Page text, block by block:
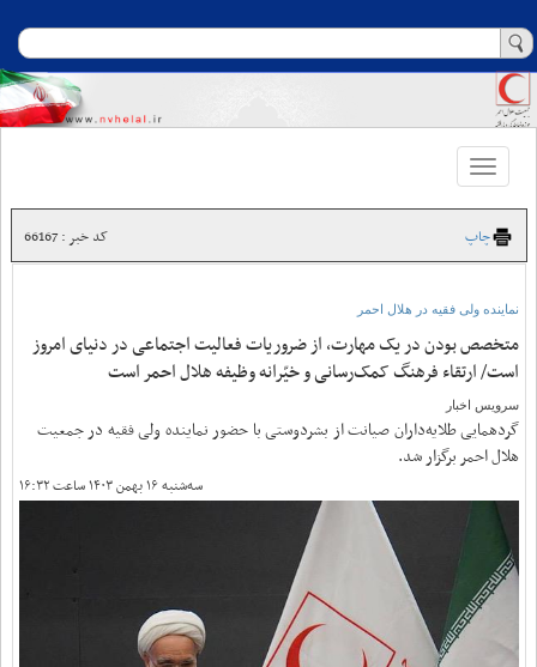
Toggle
navigation
چاپ کد خبر : 66167
نماینده ولی فقیه در هلال احمر
متخصص بودن در یک مهارت، از ضروریات فعالیت اجتماعی در دنیای امروز
است/ ارتقاء فرهنگ کمک‌رسانی و خیّرانه وظیفه هلال احمر است
سرویس اخبار
گردهمایی طلایه‌داران صیانت از بشردوستی با حضور نماینده ولی فقیه در جمعیت
هلال احمر برگزار شد.
سه‌شنبه ۱۶ بهمن ۱۴۰۳ ساعت ۱۶:۳۲